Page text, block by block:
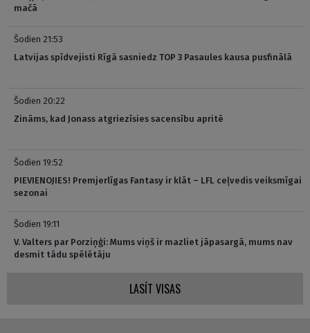
mačā
Šodien 21:53
Latvijas spīdvejisti Rīgā sasniedz TOP 3 Pasaules kausa pusfinālā
Šodien 20:22
Zināms, kad Jonass atgriezīsies sacensību apritē
Šodien 19:52
PIEVIENOJIES! Premjerlīgas Fantasy ir klāt – LFL ceļvedis veiksmīgai
sezonai
Šodien 19:11
V. Valters par Porziņģi: Mums viņš ir mazliet jāpasargā, mums nav
desmit tādu spēlētāju
LASĪT VISAS